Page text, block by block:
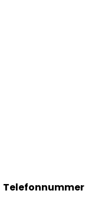
Telefonnummer